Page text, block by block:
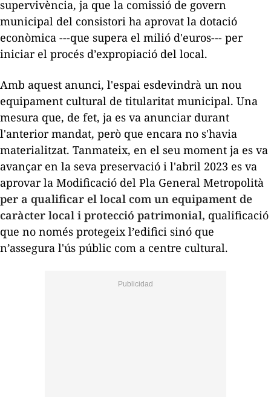
supervivència, ja que la comissió de govern
municipal del consistori ha aprovat la dotació
econòmica ---que supera el milió d'euros--- per
iniciar el procés d’expropiació del local.
Amb aquest anunci, l'espai esdevindrà un nou
equipament cultural de titularitat municipal. Una
mesura que, de fet, ja es va anunciar durant
l'anterior mandat, però que encara no s'havia
materialitzat. Tanmateix, en el seu moment ja es va
avançar en la seva preservació i l'abril 2023 es va
aprovar la Modificació del Pla General Metropolità
per a qualificar el local com un equipament de
caràcter local i protecció patrimonial, qualificació
que no només protegeix l’edifici sinó que
n’assegura l'ús públic com a centre cultural.